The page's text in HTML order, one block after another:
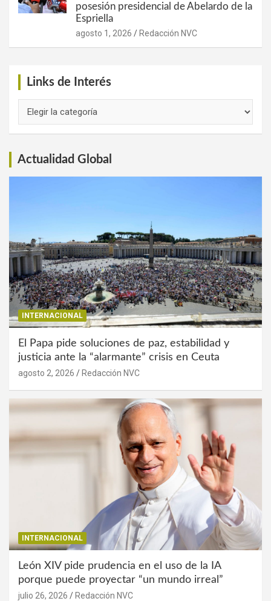
posesión presidencial de Abelardo de la
Espriella
agosto 1, 2026 Redacción NVC
Links de Interés
Actualidad Global
INTERNACIONAL
El Papa pide soluciones de paz, estabilidad y
justicia ante la “alarmante” crisis en Ceuta
agosto 2, 2026 Redacción NVC
INTERNACIONAL
León XIV pide prudencia en el uso de la IA
porque puede proyectar “un mundo irreal”
julio 26, 2026 Redacción NVC